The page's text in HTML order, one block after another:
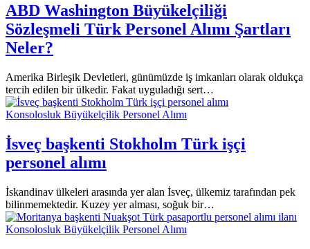
ABD Washington Büyükelçiliği
Sözleşmeli Türk Personel Alımı Şartları
Neler?
Amerika Birleşik Devletleri, günümüzde iş imkanları olarak oldukça
tercih edilen bir ülkedir. Fakat uyguladığı sert…
Konsolosluk Büyükelçilik Personel Alımı
İsveç başkenti Stokholm Türk işçi
personel alımı
İskandinav ülkeleri arasında yer alan İsveç, ülkemiz tarafından pek
bilinmemektedir. Kuzey yer alması, soğuk bir…
Konsolosluk Büyükelçilik Personel Alımı